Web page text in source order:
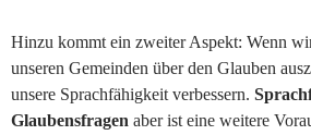
Hinzu kommt ein zweiter Aspekt: Wenn
unseren Gemeinden über den Glauben
unsere Sprachfähigkeit verbessern.
Glaubensfragen aber ist eine weitere